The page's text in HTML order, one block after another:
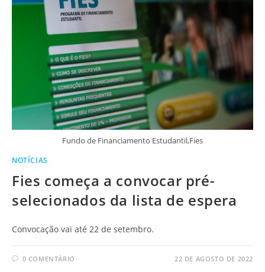
Fundo de Financiamento Estudantil,Fies
NOTÍCIAS
Fies começa a convocar pré-
selecionados da lista de espera
Convocação vai até 22 de setembro.
0 COMENTÁRIO 22 DE AGOSTO DE 2022